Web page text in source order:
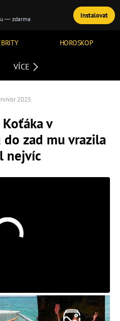
HOROSKOP
TÉMATA
VÍCE
2025
v
zad mu vrazila
nejvíc
— zdarma Instalovat